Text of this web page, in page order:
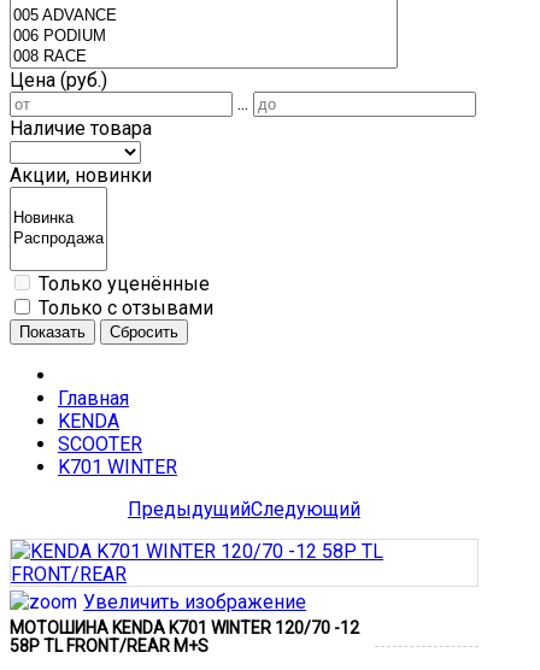
Цена (руб.)
...
Наличие товара
Акции, новинки
Только уценённые
Только с отзывами
Показать Сбросить
Главная
KENDA
SCOOTER
K701 WINTER
ПредыдущийСледующий
Увеличить изображение
МОТОШИНА KENDA K701 WINTER 120/70 -12
58P TL FRONT/REAR M+S